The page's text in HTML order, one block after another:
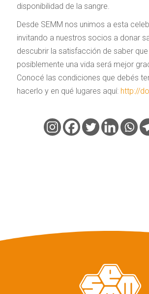
disponibilidad de la sangre.
Desde SEMM nos unimos a esta
invitando a nuestros socios a donar
descubrir la satisfacción de saber
posiblemente una vida será mejor
Conocé las condiciones que debés
hacerlo y en qué lugares aquí: http://